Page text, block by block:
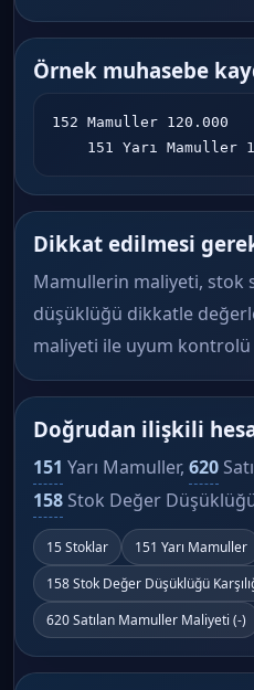
Örnek muhasebe
152 Mamuller 120.000
151 Yarı Mamuller
Dikkat edilmesi
Mamullerin maliyeti, stok
düşüklüğü dikkatle
maliyeti ile uyum kontrolü
Doğrudan ilişkili
151 Yarı Mamuller, 620
158 Stok Değer Düşüklüğü
15 Stoklar
151 Yarı Mamuller
158 Stok Değer Düşüklüğü
620 Satılan Mamuller Maliyeti (-)